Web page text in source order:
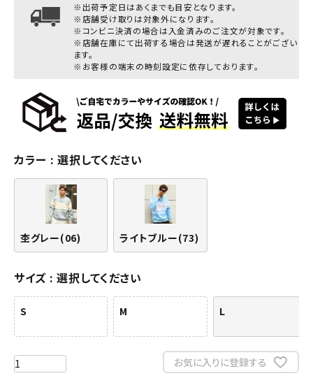
※出荷予定日はあくまでも目安となります。
※店舗受け取りは対象外になります。
※コンビニ決済の場合は入金済みのご注文が対象です。
※店舗在庫にて出荷する場合は発送が遅れることがござい
ます。
※お客様の端末の時刻設定に依存しております。
カラー 選択してください
杢グレー(06) ライトブルー(73)
サイズ 選択してください
S M L
お気に入りに登録する